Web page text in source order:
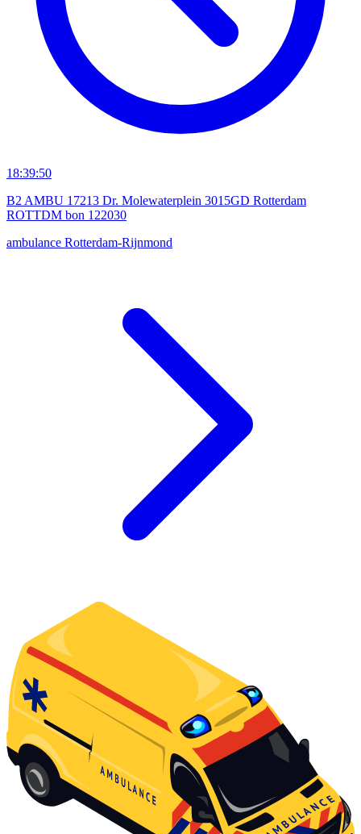
18:39:50
B2 AMBU 17213 Dr. Molewaterplein 3015GD Rotterdam
ROTTDM bon 122030
ambulance Rotterdam-Rijnmond